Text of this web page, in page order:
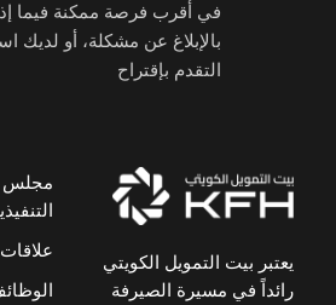
في أقرب فرصة ممكنة فيما
بالإبلاغ عن مشكلة، أو لديك
التقدم بإقتراح
يعتبر بيت التمويل الكويتي
رائداً في مسيرة الصيرفة
مجلس